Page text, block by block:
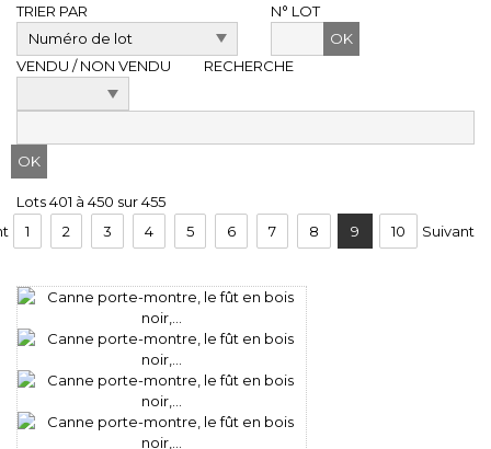
TRIER PAR
N° LOT
OK
VENDU / NON VENDU
RECHERCHE
Lots 401 à 450 sur 455
1 2 3 4 5 6 7 8 9 10 Suivant